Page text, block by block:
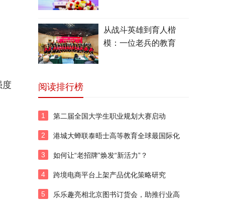
从战斗英雄到育人楷
模：一位老兵的教育
阅读排行榜
1 第二届全国大学生职业规划大赛启动
2 港城大蝉联泰晤士高等教育全球最国际化
3 如何让“老招牌”焕发“新活力”？
4 跨境电商平台上架产品优化策略研究
5 乐乐趣亮相北京图书订货会，助推行业高